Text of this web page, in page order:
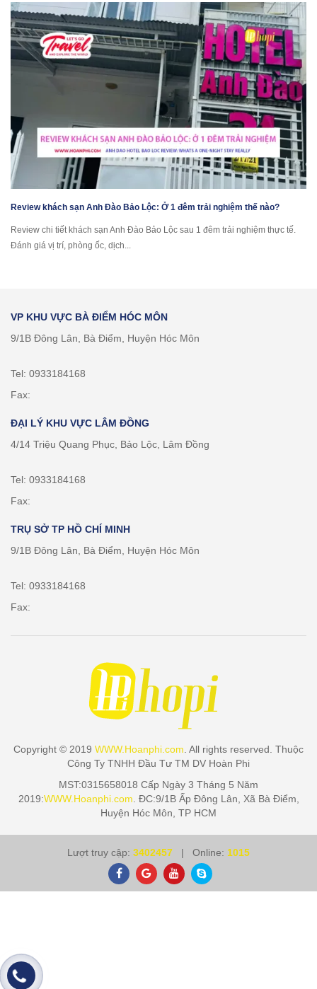
Review khách sạn Anh Đào Bảo Lộc: Ở 1 đêm trải nghiệm thế nào?
Review chi tiết khách sạn Anh Đào Bảo Lộc sau 1 đêm trải nghiệm thực tế.
Đánh giá vị trí, phòng ốc, dịch...
VP KHU VỰC BÀ ĐIỂM HÓC MÔN
9/1B Đông Lân, Bà Điểm, Huyện Hóc Môn
Tel: 0933184168
Fax:
ĐẠI LÝ KHU VỰC LÂM ĐỒNG
4/14 Triệu Quang Phục, Bảo Lộc, Lâm Đồng
Tel: 0933184168
Fax:
TRỤ SỞ TP HỒ CHÍ MINH
9/1B Đông Lân, Bà Điểm, Huyện Hóc Môn
Tel: 0933184168
Fax:
Copyright © 2019 WWW.Hoanphi.com . All rights reserved. Thuộc
Công Ty TNHH Đầu Tư TM DV Hoàn Phi
MST:0315658018 Cấp Ngày 3 Tháng 5 Năm
2019:WWW.Hoanphi.com . ĐC:9/1B Ấp Đông Lân, Xã Bà Điểm,
Huyện Hóc Môn, TP HCM
Lượt truy cập: 3402457 | Online: 1015